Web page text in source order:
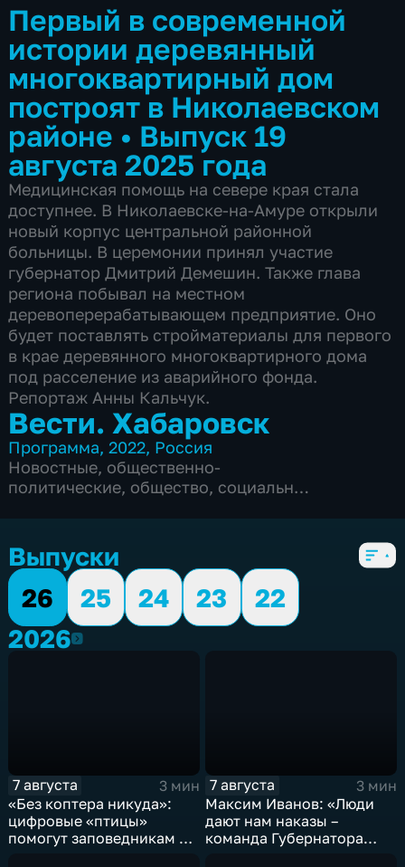
Первый в современной
истории деревянный
многоквартирный дом
построят в Николаевском
районе • Выпуск 19
августа 2025 года
Медицинская помощь на севере края стала
доступнее. В Николаевске-на-Амуре открыли
новый корпус центральной районной
больницы. В церемонии принял участие
губернатор Дмитрий Демешин. Также глава
региона побывал на местном
деревоперерабатывающем предприятие. Оно
будет поставлять стройматериалы для первого
в крае деревянного многоквартирного дома
под расселение из аварийного фонда.
Репортаж Анны Кальчук.
Вести. Хабаровск
Программа,2022, Россия
Новостные, общественно-
политические, общество, социально-
Выпуски
26
25 24 23
22
20262026
7 августа
3 мин
«Без коптера никуда»:
цифровые «птицы»
помогут заповедникам в
7 августа
3 мин
Максим Иванов: «Люди
дают нам наказы –
команда Губернатора